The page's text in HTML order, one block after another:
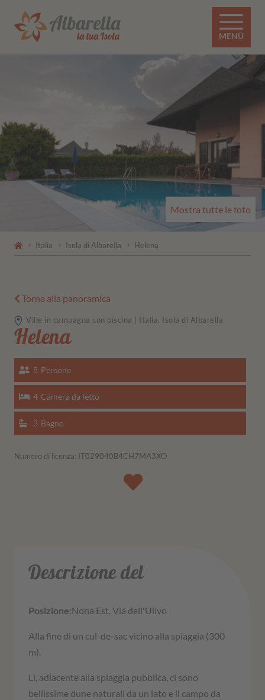
MENÙ
Mostra tutte le foto
Italia Isola di Albarella Helena
Torna alla panoramica
Ville in campagna con piscina | Italia, Isola di Albarella
Helena
Persone
8
Camera da letto
4
Bagno
3
Numero di licenza: IT029040B4CH7MA3XO
Descrizione del
Posizione:Nona Est, Via dell'Ulivo
Alla fine di un cul-de-sac vicino alla spiaggia (300
m).
Lì, adiacente alla spiaggia pubblica, ci sono
bellissime dune naturali da un lato e il campo da